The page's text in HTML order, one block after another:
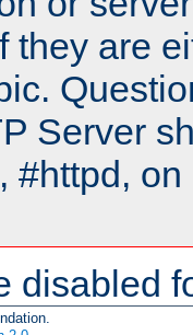
they are
Server
#httpd,
disabled